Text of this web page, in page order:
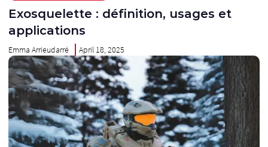
Exosquelette : définition, usages et
applications
Emma Arrieudarré April 18, 2025